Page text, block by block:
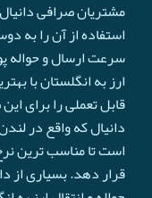
مشتریان صرافی
استفاده از آن را به
سرعت ارسال و حواله
ارز به انگلستان با
قابل تعملی را برای
دانیال که واقع در
است تا مناسب ترین
قرار دهد. بسیاری از